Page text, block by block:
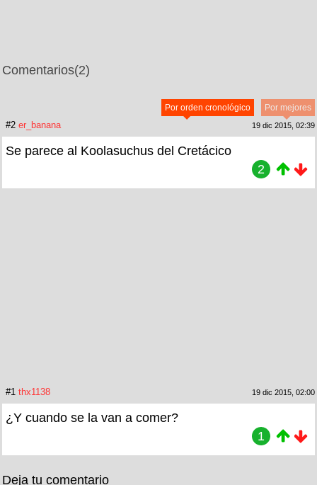
Comentarios(2)
Por mejores
Por orden cronológico
#2 er_banana 19 dic 2015, 02:39
Se parece al Koolasuchus del Cretácico
2
#1 thx1138 19 dic 2015, 02:00
¿Y cuando se la van a comer?
1
Deja tu comentario